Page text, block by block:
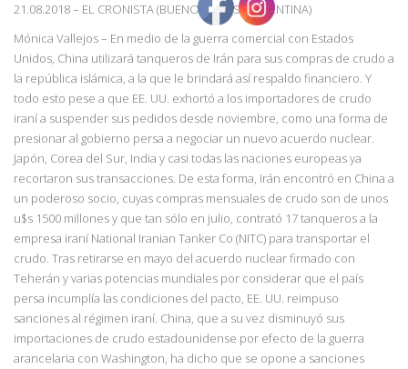
21.08.2018– EL CRONISTA (BUENOS AIRES, ARGENTINA)
Mónica Vallejos – En medio de la guerra comercial con Estados
Unidos, China utilizará tanqueros de Irán para sus compras de crudo a
la república islámica, a la que le brindará así respaldo financiero. Y
todo esto pese a que EE. UU. exhortó a los importadores de crudo
iraní a suspender sus pedidos desde noviembre, como una forma de
presionar al gobierno persa a negociar un nuevo acuerdo nuclear.
Japón, Corea del Sur, India y casi todas las naciones europeas ya
recortaron sus transacciones. De esta forma, Irán encontró en China a
un poderoso socio, cuyas compras mensuales de crudo son de unos
u$s 1500 millones y que tan sólo en julio, contrató 17 tanqueros a la
empresa iraní National Iranian Tanker Co (NITC) para transportar el
crudo. Tras retirarse en mayo del acuerdo nuclear firmado con
Teherán y varias potencias mundiales por considerar que el país
persa incumplía las condiciones del pacto, EE. UU. reimpuso
sanciones al régimen iraní. China, que a su vez disminuyó sus
importaciones de crudo estadounidense por efecto de la guerra
arancelaria con Washington, ha dicho que se opone a sanciones